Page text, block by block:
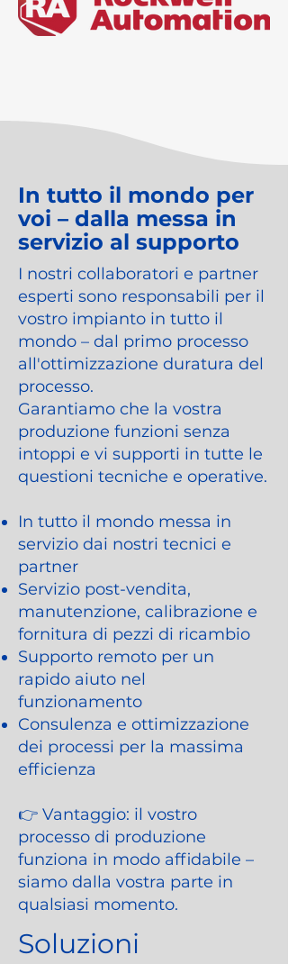
In tutto il mondo per
voi – dalla messa in
servizio al supporto
I nostri collaboratori e partner
esperti sono responsabili per il
vostro impianto in tutto il
mondo – dal primo processo
all'ottimizzazione duratura del
processo.
Garantiamo che la vostra
produzione funzioni senza
intoppi e vi supporti in tutte le
questioni tecniche e operative.
In tutto il mondo messa in
servizio dai nostri tecnici e
partner
Servizio post-vendita,
manutenzione, calibrazione e
fornitura di pezzi di ricambio
Supporto remoto per un
rapido aiuto nel
funzionamento
Consulenza e ottimizzazione
dei processi per la massima
efficienza
👉 Vantaggio: il vostro
processo di produzione
funziona in modo affidabile –
siamo dalla vostra parte in
qualsiasi momento.
Soluzioni